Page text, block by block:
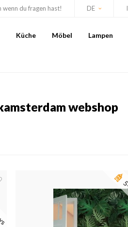
du fragen hast! DE
Küche Möbel Lampen
webshop